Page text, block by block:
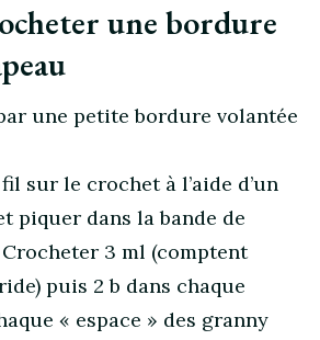
une bordure
une petite bordure volantée
sur le crochet à l’aide d’un
piquer dans la bande de
3 ml (comptent
puis 2 b dans chaque
« espace » des granny